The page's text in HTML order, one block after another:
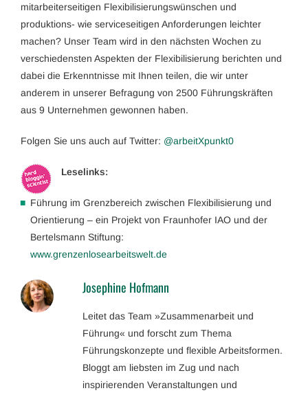
mitarbeiterseitigen Flexibilisierungswünschen und
produktions- wie serviceseitigen Anforderungen leichter
machen? Unser Team wird in den nächsten Wochen zu
verschiedensten Aspekten der Flexibilisierung berichten und
dabei die Erkenntnisse mit Ihnen teilen, die wir unter
anderem in unserer Befragung von 2500 Führungskräften
aus 9 Unternehmen gewonnen haben.
Folgen Sie uns auch auf Twitter: @arbeitXpunkt0
Leselinks:
Führung im Grenzbereich zwischen Flexibilisierung und
Orientierung – ein Projekt von Fraunhofer IAO und der
Bertelsmann Stiftung:
www.grenzenlosearbeitswelt.de
Josephine Hofmann
Leitet das Team »Zusammenarbeit und
Führung« und forscht zum Thema
Führungskonzepte und flexible Arbeitsformen.
Bloggt am liebsten im Zug und nach
inspirierenden Veranstaltungen und